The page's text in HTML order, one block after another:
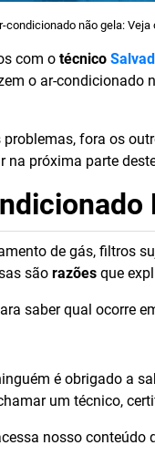
condicionado não gela:
com o técnico
o ar-condicionado
fora os
na próxima parte
de gás, filtros
são razões que
saber qual ocorre
é obrigado a
um técnico,
nosso conteúdo